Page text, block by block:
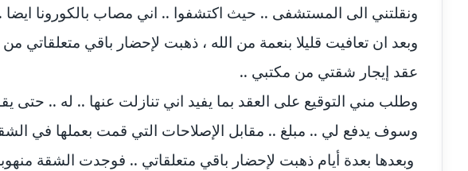
مدونة اشرف النجار عاملة
مدونة السيده فوزي
مدونة آمال صالح عاملة
مدونة أماني بالحاج
ونقلتني الى المستشفى .. حيث اكتشفوا .. اني مصاب بالكورونا
وبعد ان تعافيت قليلا بنعمة من الله ، ذهبت لإحضار باقي
عقد إيجار شقتي من مكتبي ..
وطلب مني التوقيع على العقد بما يفيد اني تنازلت عنها .. له .. حتى
وسوف يدفع لي .. مبلغ .. مقابل الإصلاحات التي قمت بعملها في
وبعدها بعدة أيام ذهبت لإحضار باقي متعلقاتي .. فوجدت الشقة